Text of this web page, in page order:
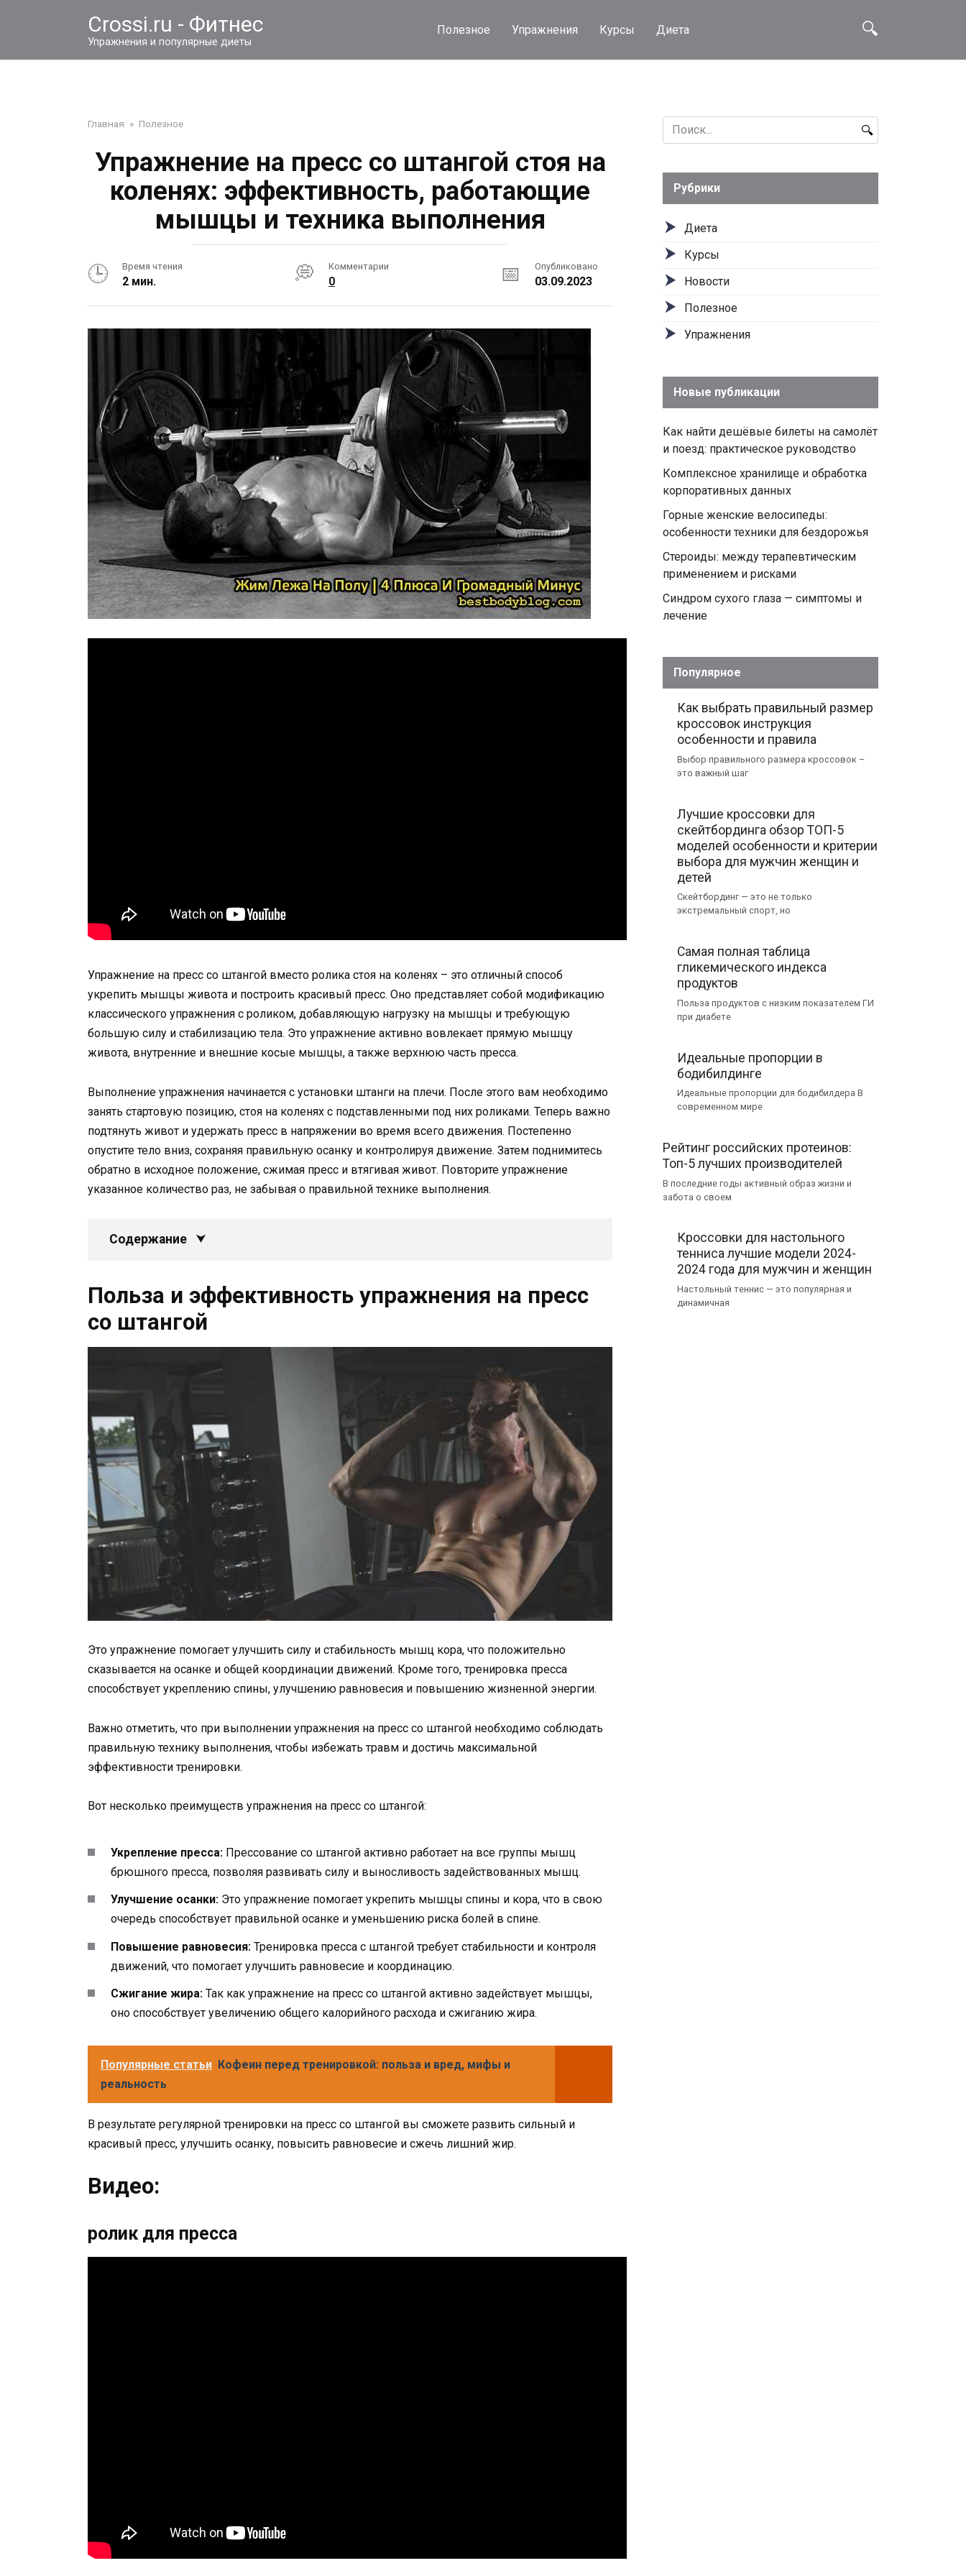
Crossi.ru - Фитнес
Упражнения и популярные диеты
Полезное Упражнения Курсы Диета
Главная » Полезное
Упражнение на пресс со штангой стоя на
коленях: эффективность, работающие
мышцы и техника выполнения
Время чтения
2 мин.
Комментарии
0
Опубликовано
03.09.2023
Упражнение на пресс со штангой вместо ролика стоя на коленях – это отличный способ
укрепить мышцы живота и построить красивый пресс. Оно представляет собой модификацию
классического упражнения с роликом, добавляющую нагрузку на мышцы и требующую
большую силу и стабилизацию тела. Это упражнение активно вовлекает прямую мышцу
живота, внутренние и внешние косые мышцы, а также верхнюю часть пресса.
Выполнение упражнения начинается с установки штанги на плечи. После этого вам необходимо
занять стартовую позицию, стоя на коленях с подставленными под них роликами. Теперь важно
подтянуть живот и удержать пресс в напряжении во время всего движения. Постепенно
опустите тело вниз, сохраняя правильную осанку и контролируя движение. Затем поднимитесь
обратно в исходное положение, сжимая пресс и втягивая живот. Повторите упражнение
указанное количество раз, не забывая о правильной технике выполнения.
Содержание
Польза и эффективность упражнения на пресс
со штангой
Это упражнение помогает улучшить силу и стабильность мышц кора, что положительно
сказывается на осанке и общей координации движений. Кроме того, тренировка пресса
способствует укреплению спины, улучшению равновесия и повышению жизненной энергии.
Важно отметить, что при выполнении упражнения на пресс со штангой необходимо соблюдать
правильную технику выполнения, чтобы избежать травм и достичь максимальной
эффективности тренировки.
Вот несколько преимуществ упражнения на пресс со штангой:
Укрепление пресса: Прессование со штангой активно работает на все группы мышц
брюшного пресса, позволяя развивать силу и выносливость задействованных мышц.
Улучшение осанки: Это упражнение помогает укрепить мышцы спины и кора, что в свою
очередь способствует правильной осанке и уменьшению риска болей в спине.
Повышение равновесия: Тренировка пресса с штангой требует стабильности и контроля
движений, что помогает улучшить равновесие и координацию.
Сжигание жира: Так как упражнение на пресс со штангой активно задействует мышцы,
оно способствует увеличению общего калорийного расхода и сжиганию жира.
Популярные статьи Кофеин перед тренировкой: польза и вред, мифы и
реальность
В результате регулярной тренировки на пресс со штангой вы сможете развить сильный и
красивый пресс, улучшить осанку, повысить равновесие и сжечь лишний жир.
Видео:
ролик для пресса
Search
for:
Рубрики
Диета
Курсы
Новости
Полезное
Упражнения
Новые публикации
Как найти дешёвые билеты на самолёт
и поезд: практическое руководство
Комплексное хранилище и обработка
корпоративных данных
Горные женские велосипеды:
особенности техники для бездорожья
Стероиды: между терапевтическим
применением и рисками
Синдром сухого глаза — симптомы и
лечение
Популярное
Как выбрать правильный размер
кроссовок инструкция
особенности и правила
Выбор правильного размера кроссовок –
это важный шаг
Лучшие кроссовки для
скейтбординга обзор ТОП-5
моделей особенности и критерии
выбора для мужчин женщин и
детей
Скейтбординг — это не только
экстремальный спорт, но
Самая полная таблица
гликемического индекса
продуктов
Польза продуктов с низким показателем ГИ
при диабете
Идеальные пропорции в
бодибилдинге
Идеальные пропорции для бодибилдера В
современном мире
Рейтинг российских протеинов:
Топ-5 лучших производителей
В последние годы активный образ жизни и
забота о своем
Кроссовки для настольного
тенниса лучшие модели 2024-
2024 года для мужчин и женщин
Настольный теннис — это популярная и
динамичная